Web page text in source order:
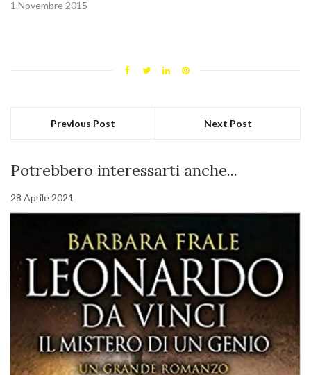
1 Novembre 2015
Previous Post Next Post
Potrebbero interessarti anche...
28 Aprile 2021